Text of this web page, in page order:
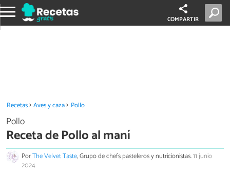
COMPARTIR
Recetas Aves y caza Pollo
Pollo
Receta de Pollo al maní
PorThe Velvet Taste, Grupo de chefs pasteleros y nutricionistas.11 junio
2024